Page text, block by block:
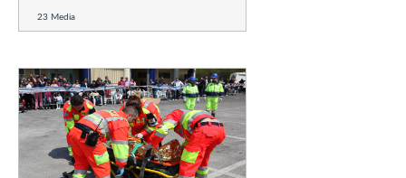
23 Media